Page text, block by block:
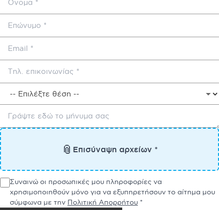
📎 Επισύναψη αρχείων *
Συναινώ οι προσωπικές μου πληροφορίες να
χρησιμοποιηθούν μόνο για να εξυπηρετήσουν το αίτημα μου
σύμφωνα με την Πολιτική Απορρήτου *